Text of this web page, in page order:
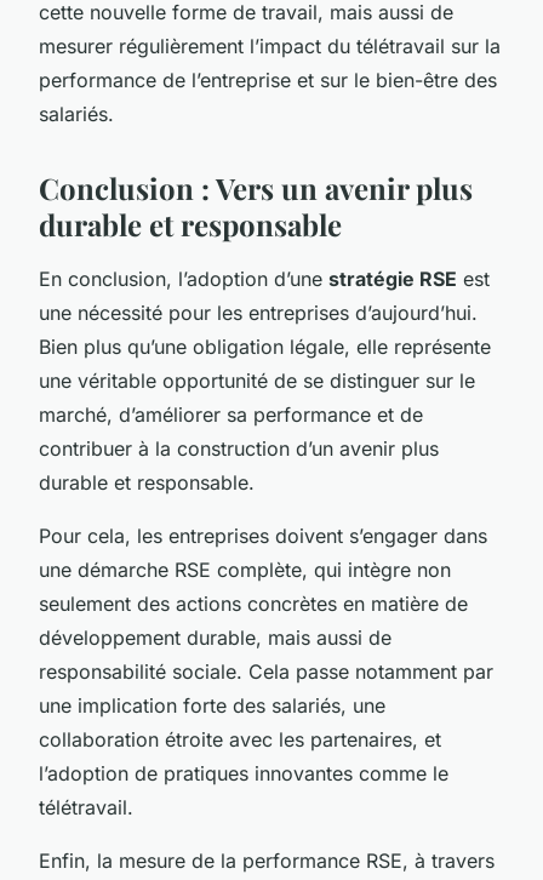
cette nouvelle forme de travail, mais aussi de
mesurer régulièrement l’impact du télétravail sur la
performance de l’entreprise et sur le bien-être des
salariés.
Conclusion : Vers un avenir plus
durable et responsable
En conclusion, l’adoption d’une stratégie RSE est
une nécessité pour les entreprises d’aujourd’hui.
Bien plus qu’une obligation légale, elle représente
une véritable opportunité de se distinguer sur le
marché, d’améliorer sa performance et de
contribuer à la construction d’un avenir plus
durable et responsable.
Pour cela, les entreprises doivent s’engager dans
une démarche RSE complète, qui intègre non
seulement des actions concrètes en matière de
développement durable, mais aussi de
responsabilité sociale. Cela passe notamment par
une implication forte des salariés, une
collaboration étroite avec les partenaires, et
l’adoption de pratiques innovantes comme le
télétravail.
Enfin, la mesure de la performance RSE, à travers